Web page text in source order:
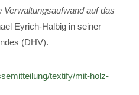
auf das
Eyrich-Halbig in seiner
(DHV).
textify/mit-holz-